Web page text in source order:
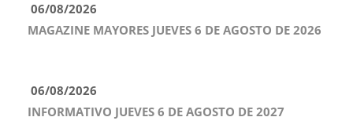
06/08/2026
MAGAZINE MAYORES JUEVES 6 DE AGOSTO DE 2026
06/08/2026
INFORMATIVO JUEVES 6 DE AGOSTO DE 2027